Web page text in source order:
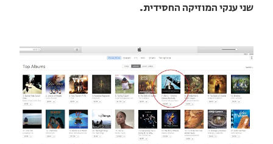
שני ענקי המוזיקה החסידית.